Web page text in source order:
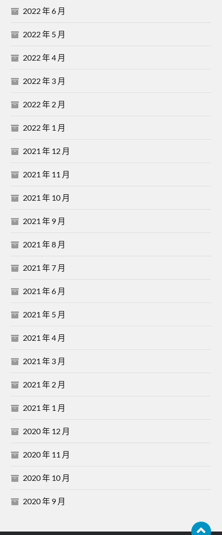
2022 年 6 月
2022 年 5 月
2022 年 4 月
2022 年 3 月
2022 年 2 月
2022 年 1 月
2021 年 12 月
2021 年 11 月
2021 年 10 月
2021 年 9 月
2021 年 8 月
2021 年 7 月
2021 年 6 月
2021 年 5 月
2021 年 4 月
2021 年 3 月
2021 年 2 月
2021 年 1 月
2020 年 12 月
2020 年 11 月
2020 年 10 月
2020 年 9 月